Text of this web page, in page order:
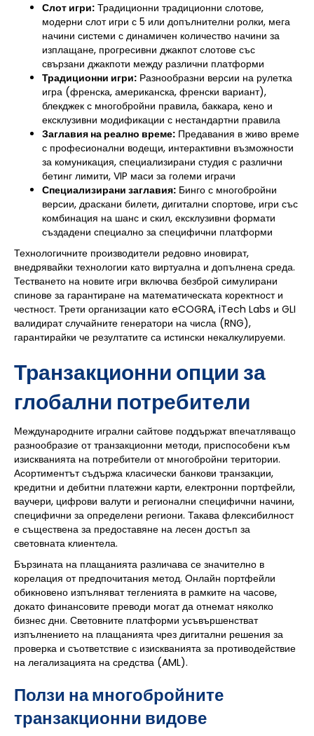
Слот игри: Традиционни традиционни слотове,
модерни слот игри с 5 или допълнителни ролки, мега
начини системи с динамичен количество начини за
изплащане, прогресивни джакпот слотове със
свързани джакпоти между различни платформи
Традиционни игри: Разнообразни версии на рулетка
игра (френска, американска, френски вариант),
блекджек с многобройни правила, баккара, кено и
ексклузивни модификации с нестандартни правила
Заглавия на реално време: Предавания в живо време
с професионални водещи, интерактивни възможности
за комуникация, специализирани студия с различни
бетинг лимити, VIP маси за големи играчи
Специализирани заглавия: Бинго с многобройни
версии, драскани билети, дигитални спортове, игри със
комбинация на шанс и скил, ексклузивни формати
създадени специално за специфични платформи
Технологичните производители редовно иновират,
внедрявайки технологии като виртуална и допълнена среда.
Тестването на новите игри включва безброй симулирани
спинове за гарантиране на математическата коректност и
честност. Трети организации като eCOGRA, iTech Labs и GLI
валидират случайните генератори на числа (RNG),
гарантирайки че резултатите са истински некалкулируеми.
Транзакционни опции за
глобални потребители
Международните игрални сайтове поддържат впечатляващо
разнообразие от транзакционни методи, приспособени към
изискванията на потребители от многобройни територии.
Асортиментът съдържа класически банкови транзакции,
кредитни и дебитни платежни карти, електронни портфейли,
ваучери, цифрови валути и регионални специфични начини,
специфични за определени региони. Такава флексибилност
е съществена за предоставяне на лесен достъп за
световната клиентела.
Бързината на плащанията различава се значително в
корелация от предпочитания метод. Онлайн портфейли
обикновено изпълняват тегленията в рамките на часове,
докато финансовите преводи могат да отнемат няколко
бизнес дни. Световните платформи усъвършенстват
изпълнението на плащанията чрез дигитални решения за
проверка и съответствие с изискванията за противодействие
на легализацията на средства (AML).
Ползи на многобройните
транзакционни видове